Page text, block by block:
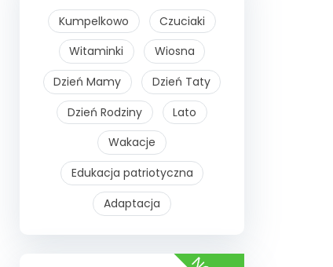
Kumpelkowo
Czuciaki
Witaminki
Wiosna
Dzień Mamy
Dzień Taty
Dzień Rodziny
Lato
Wakacje
Edukacja patriotyczna
Adaptacja